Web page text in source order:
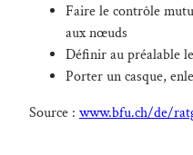
Faire le contrôle
aux nœuds
Définir au préalable
Porter un casque,
Source : www.bfu.ch/de/